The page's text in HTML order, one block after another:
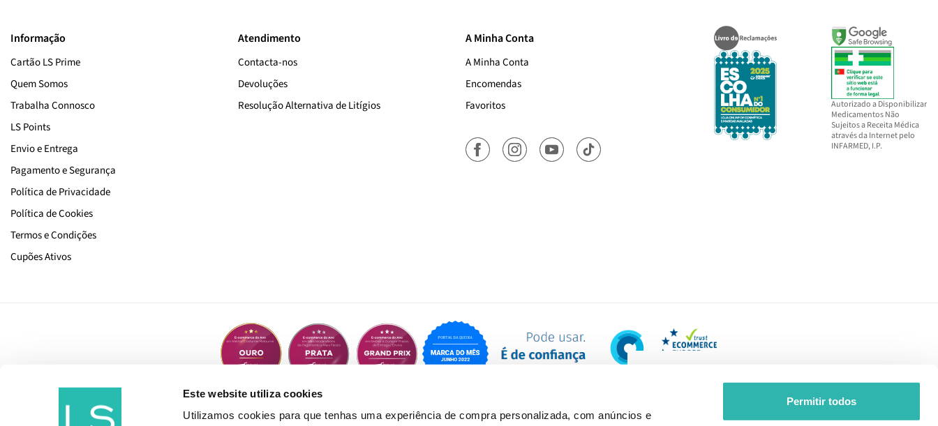
Este website utiliza cookies
Utilizamos cookies para que tenhas uma experiência de compra personalizada, com anúncios e
Permitir todos
Informação
Cartão LS Prime
Quem Somos
Trabalha Connosco
LS Points
Envio e Entrega
Pagamento e Segurança
Política de Privacidade
Política de Cookies
Termos e Condições
Cupões Ativos
Atendimento
Contacta-nos
Devoluções
Resolução Alternativa de Litígios
A Minha Conta
A Minha Conta
Encomendas
Favoritos
Autorizado a Disponibilizar
Medicamentos Não
Sujeitos a Receita Médica
através da Internet pelo
INFARMED, I.P.